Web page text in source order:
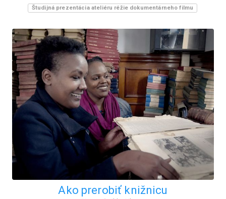
Študijná prezentácia ateliéru réžie dokumentárneho filmu
Ako prerobiť knižnicu